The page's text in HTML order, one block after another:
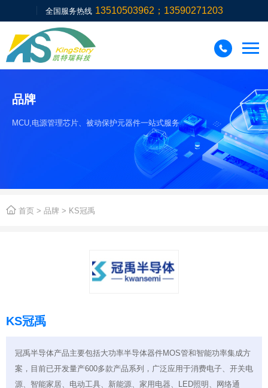
全国服务热线 13510503962；13590271203

品牌
MCU,电源管理芯片、被动保护元器件一站式服务
 首页 > 品牌 > KS冠禹
KS冠禹
冠禹半导体产品主要包括大功率半导体器件MOS管和智能功率集成方
案，目前已开发量产600多款产品系列，广泛应用于消费电子、开关电
源、智能家居、电动工具、新能源、家用电器、LED照明、网络通